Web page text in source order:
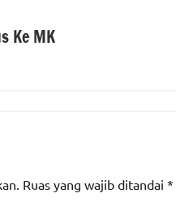
Ke MK
Ruas yang wajib ditandai *